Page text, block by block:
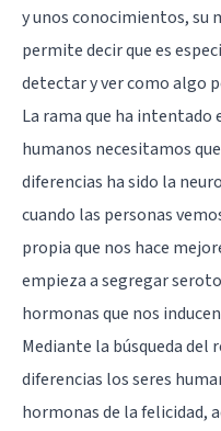
y unos conocimientos, su
permite decir que es
detectar y ver como algo
La rama que ha intentado
humanos necesitamos
diferencias ha sido la
cuando las personas
propia que nos hace
empieza a segregar
hormonas que nos
Mediante la búsqueda
diferencias los seres
hormonas de la felicidad,